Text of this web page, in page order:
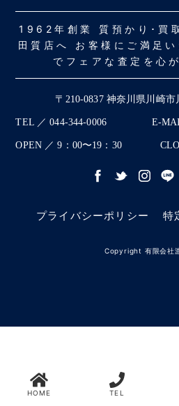
1962年創業 質預かり･買
田質店へ お客様にご満足
でフェアな査定を心
〒210-0837 神奈川県川崎市
TEL ／ 044-344-0006 E-
OPEN ／ 9：00〜19：30
プライバシーポリシー 特
Copyright 有限会社
HOME TEL